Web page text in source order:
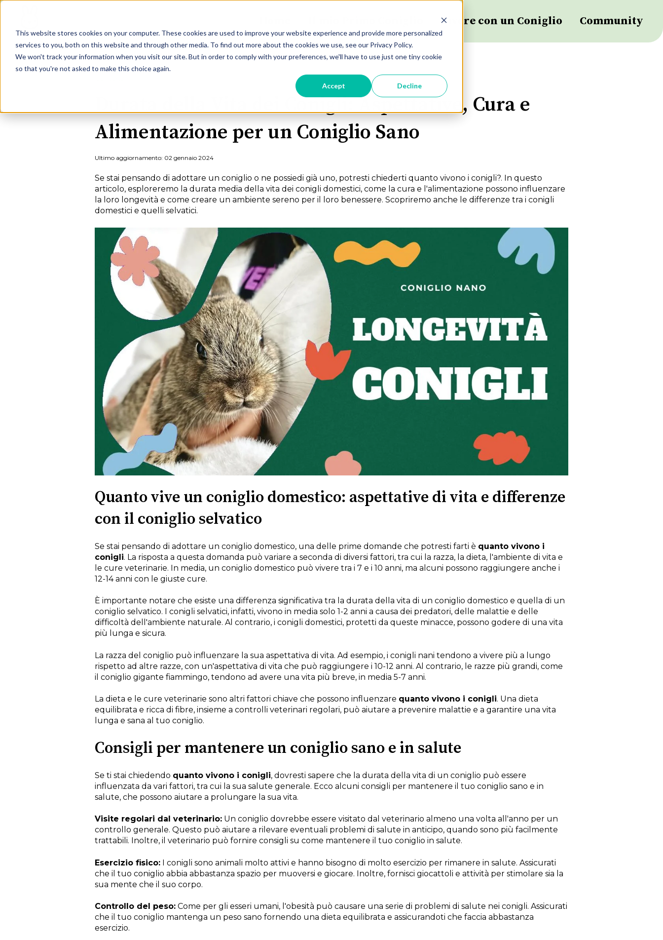
This website stores cookies on your computer. These cookies are used to improve your website experience and provide more personalized
services to you, both on this website and through other media. To find out more about the cookies we use, see our Privacy Policy.
We won't track your information when you visit our site. But in order to comply with your preferences, we'll have to use just one tiny cookie
so that you're not asked to make this choice again.
Accept Decline
Vivere con un Coniglio Community
Durata della Vita dei Conigli: Aspettative, Cura e
Alimentazione per un Coniglio Sano
Ultimo aggiornamento: 02 gennaio 2024
Se stai pensando di adottare un coniglio o ne possiedi già uno, potresti chiederti quanto vivono i conigli?. In questo
articolo, esploreremo la durata media della vita dei conigli domestici, come la cura e l'alimentazione possono influenzare
la loro longevità e come creare un ambiente sereno per il loro benessere. Scopriremo anche le differenze tra i conigli
domestici e quelli selvatici.
Quanto vive un coniglio domestico: aspettative di vita e differenze
con il coniglio selvatico
Se stai pensando di adottare un coniglio domestico, una delle prime domande che potresti farti è quanto vivono i
conigli. La risposta a questa domanda può variare a seconda di diversi fattori, tra cui la razza, la dieta, l'ambiente di vita e
le cure veterinarie. In media, un coniglio domestico può vivere tra i 7 e i 10 anni, ma alcuni possono raggiungere anche i
12-14 anni con le giuste cure.
È importante notare che esiste una differenza significativa tra la durata della vita di un coniglio domestico e quella di un
coniglio selvatico. I conigli selvatici, infatti, vivono in media solo 1-2 anni a causa dei predatori, delle malattie e delle
difficoltà dell'ambiente naturale. Al contrario, i conigli domestici, protetti da queste minacce, possono godere di una vita
più lunga e sicura.
La razza del coniglio può influenzare la sua aspettativa di vita. Ad esempio, i conigli nani tendono a vivere più a lungo
rispetto ad altre razze, con un'aspettativa di vita che può raggiungere i 10-12 anni. Al contrario, le razze più grandi, come
il coniglio gigante fiammingo, tendono ad avere una vita più breve, in media 5-7 anni.
La dieta e le cure veterinarie sono altri fattori chiave che possono influenzare quanto vivono i conigli. Una dieta
equilibrata e ricca di fibre, insieme a controlli veterinari regolari, può aiutare a prevenire malattie e a garantire una vita
lunga e sana al tuo coniglio.
Consigli per mantenere un coniglio sano e in salute
Se ti stai chiedendo quanto vivono i conigli, dovresti sapere che la durata della vita di un coniglio può essere
influenzata da vari fattori, tra cui la sua salute generale. Ecco alcuni consigli per mantenere il tuo coniglio sano e in
salute, che possono aiutare a prolungare la sua vita.
Visite regolari dal veterinario: Un coniglio dovrebbe essere visitato dal veterinario almeno una volta all'anno per un
controllo generale. Questo può aiutare a rilevare eventuali problemi di salute in anticipo, quando sono più facilmente
trattabili. Inoltre, il veterinario può fornire consigli su come mantenere il tuo coniglio in salute.
Esercizio fisico: I conigli sono animali molto attivi e hanno bisogno di molto esercizio per rimanere in salute. Assicurati
che il tuo coniglio abbia abbastanza spazio per muoversi e giocare. Inoltre, fornisci giocattoli e attività per stimolare sia la
sua mente che il suo corpo.
Controllo del peso: Come per gli esseri umani, l'obesità può causare una serie di problemi di salute nei conigli. Assicurati
che il tuo coniglio mantenga un peso sano fornendo una dieta equilibrata e assicurandoti che faccia abbastanza
esercizio.